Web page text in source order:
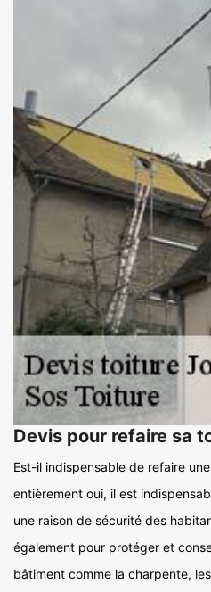
Devis pour refaire sa
Est-il indispensable de refaire
entièrement oui, il est
une raison de sécurité des
également pour protéger et
bâtiment comme la charpente,